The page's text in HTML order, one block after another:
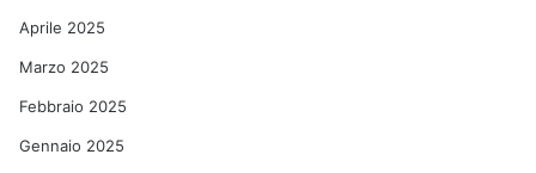
Aprile 2025
Marzo 2025
Febbraio 2025
Gennaio 2025